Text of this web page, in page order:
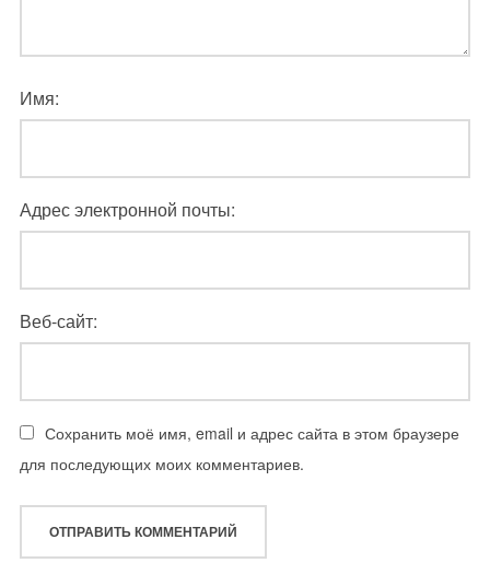
Имя:
Адрес электронной почты:
Веб-сайт:
Сохранить моё имя, email и адрес сайта в этом браузере
для последующих моих комментариев.